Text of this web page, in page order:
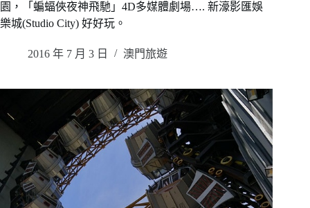
園，「蝙蝠俠夜神飛馳」4D多媒體劇場…. 新濠影匯娛
樂城(Studio City) 好好玩。
2016 年 7 月 3 日 澳門旅遊